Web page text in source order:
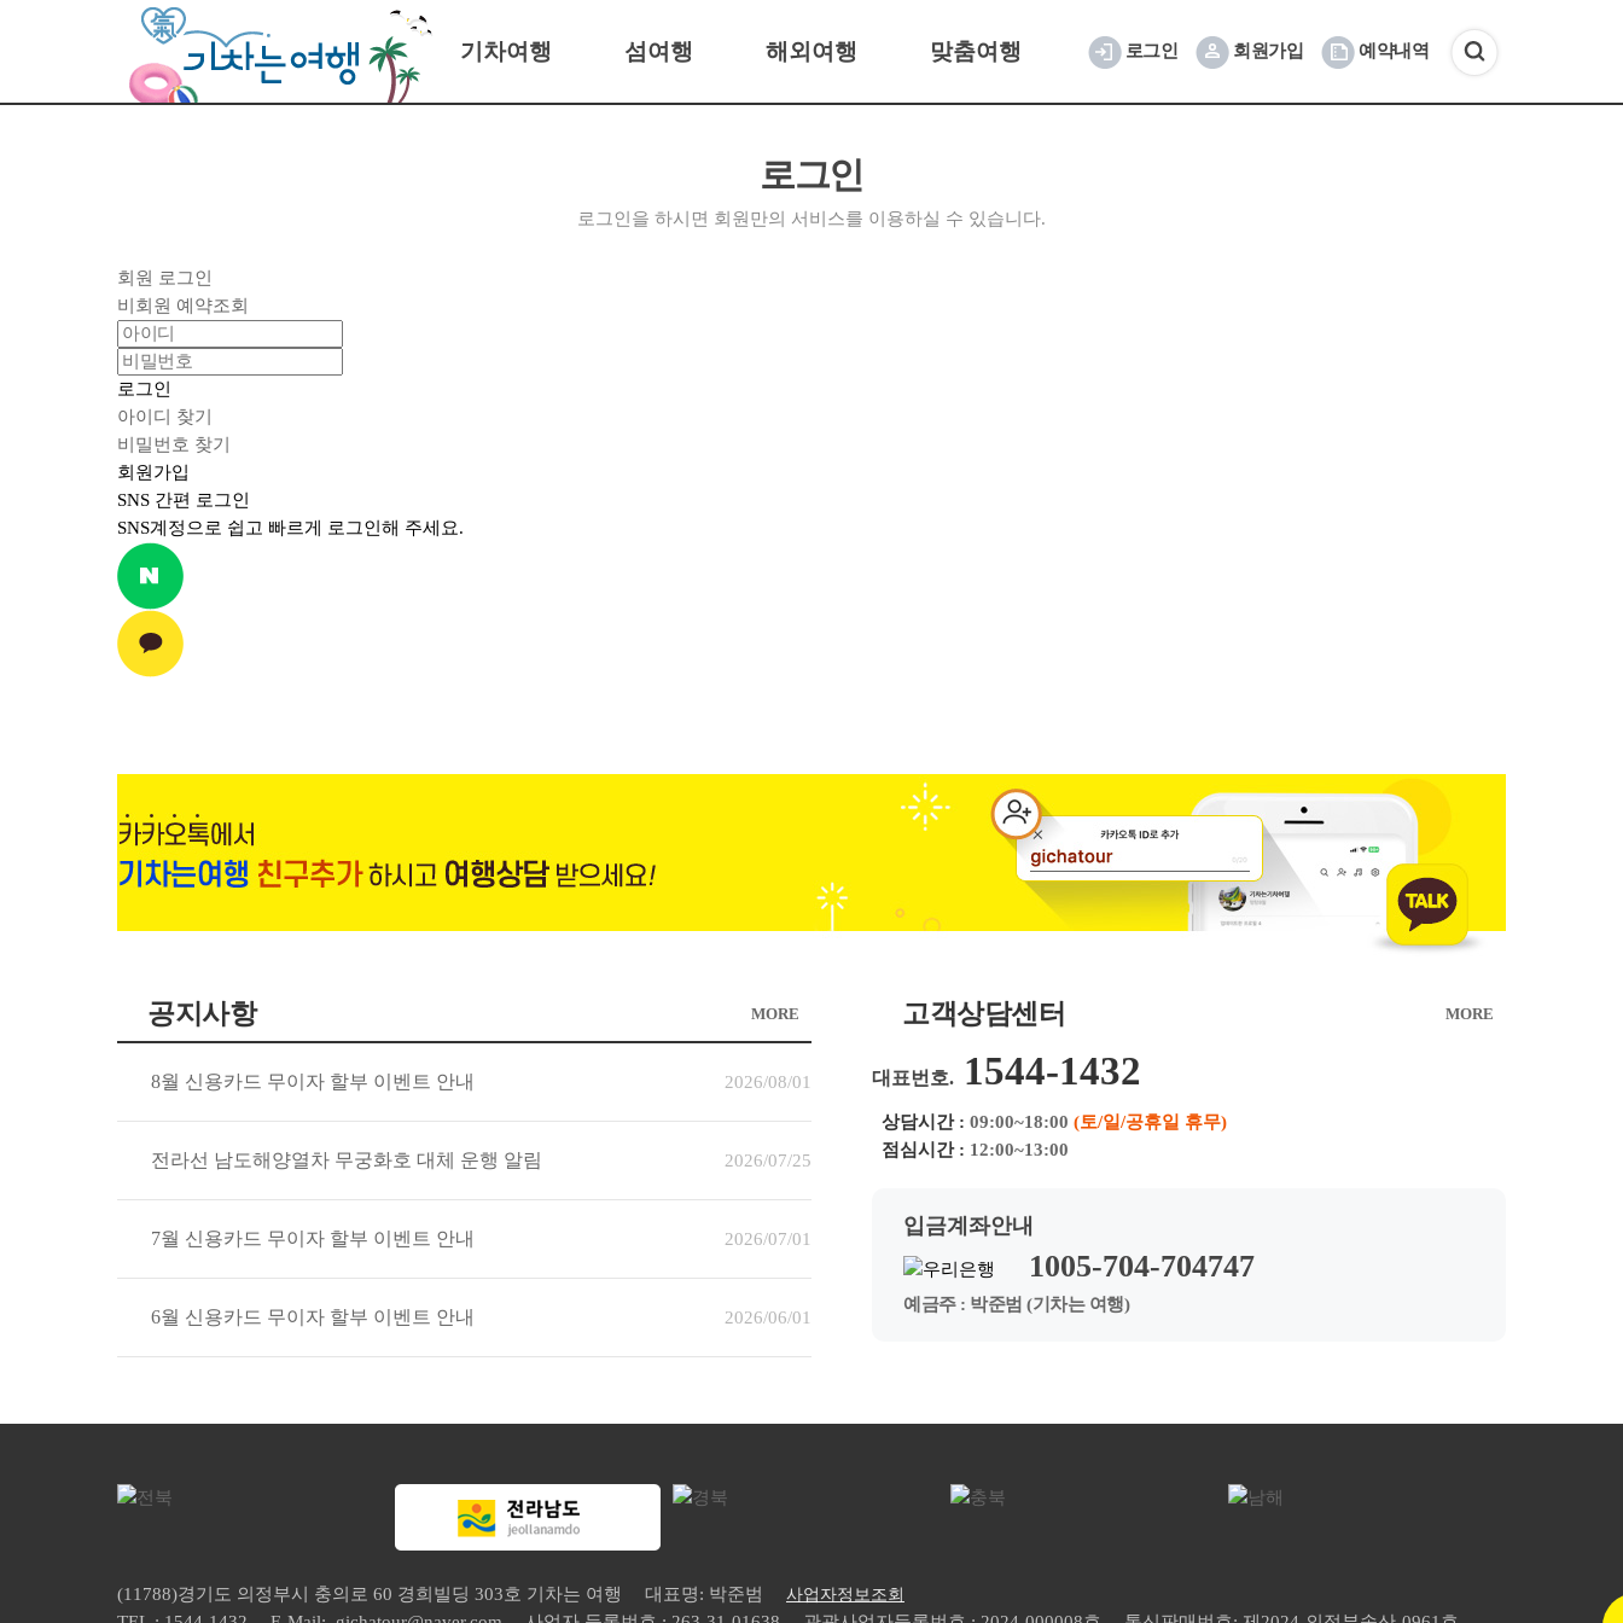
기차여행
당일여행
섬여행
홍도/흑산도
제주도
해외여행
일본
중국
동남아시아
맞춤여행 로그인 회원가입 예약내역
로그인
로그인을 하시면 회원만의 서비스를 이용하실 수 있습니다.
회원 로그인
비회원 예약조회
로그인
아이디 찾기
비밀번호 찾기
회원가입
SNS 간편 로그인
SNS계정으로 쉽고 빠르게 로그인해 주세요.
공지사항 MORE
8월 신용카드 무이자 할부 이벤트 안내 2026/08/01
전라선 남도해양열차 무궁화호 대체 운행 알림 2026/07/25
7월 신용카드 무이자 할부 이벤트 안내 2026/07/01
6월 신용카드 무이자 할부 이벤트 안내 2026/06/01
고객상담센터 MORE
대표번호. 1544-1432
상담시간 : 09:00~18:00 (토/일/공휴일 휴무)
점심시간 : 12:00~13:00
입금계좌안내
1005-704-704747
예금주 : 박준범 (기차는 여행)
(11788)경기도 의정부시 충의로 60 경희빌딩 303호 기차는 여행 대표명: 박준범 사업자정보조회